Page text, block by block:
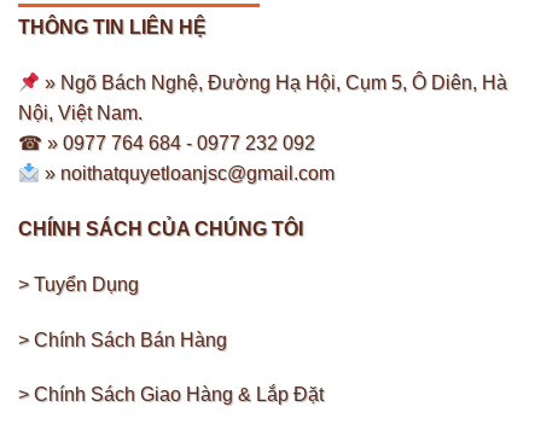
THÔNG TIN LIÊN HỆ
» Ngõ Bách Nghệ, Đường Hạ Hội, Cụm 5, Ô Diên, Hà
Nội, Việt Nam.
☎ » 0977 764 684 -0977 232 092
» noithatquyetloanjsc@gmail.com
CHÍNH SÁCH CỦA CHÚNG TÔI
> Tuyển Dụng
> Chính Sách Bán Hàng
> Chính Sách Giao Hàng & Lắp Đặt